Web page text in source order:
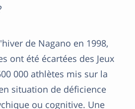
de Nagano en 1998,
ont été écartées des Jeux
000 athlètes mis sur la
situation de déficience
ou cognitive. Une